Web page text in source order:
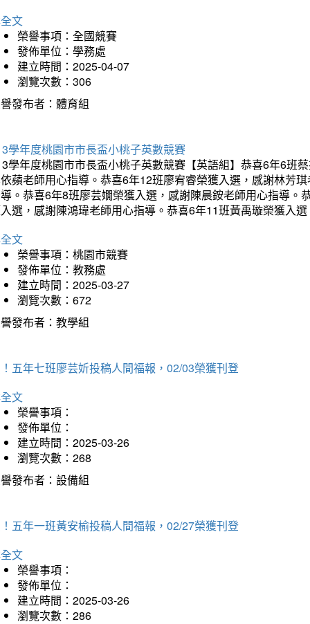
文
榮譽事項：全國競賽
發佈單位：學務處
建立時間：2025-04-07
瀏覽次數：306
發布者：體育組
學年度桃園市市長盃小桃子英數競賽
學年度桃園市市長盃小桃子英數競賽【英語組】恭喜6年6班
蘋老師用心指導。恭喜6年12班廖宥睿榮獲入選，感謝林芳
。恭喜6年8班廖芸嫺榮獲入選，感謝陳晨銨老師用心指導
選，感謝陳鴻瑋老師用心指導。恭喜6年11班黃禹璇榮獲入
文
榮譽事項：桃園市競賽
發佈單位：教務處
建立時間：2025-03-27
瀏覽次數：672
發布者：教學組
五年七班廖芸妡投稿人間福報，02/03榮獲刊登
文
榮譽事項：
發佈單位：
建立時間：2025-03-26
瀏覽次數：268
發布者：設備組
五年一班黃安榆投稿人間福報，02/27榮獲刊登
文
榮譽事項：
發佈單位：
建立時間：2025-03-26
瀏覽次數：286